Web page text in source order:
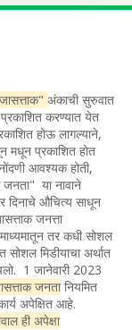
अंकाची सुरुवात
प्रकाशित करण्यात येत
होऊ लागल्याने,
मधून प्रकाशित होत
आवश्यक होती,
या नावाने
दिनाचे औचित्य साधून
जनत्ता
तर कधी सोशल
सोशल मिडीयाचा अर्थात
1 जानेवारी 2023
जनतानियमित
अपेक्षित आहे.
ही अपेक्षा